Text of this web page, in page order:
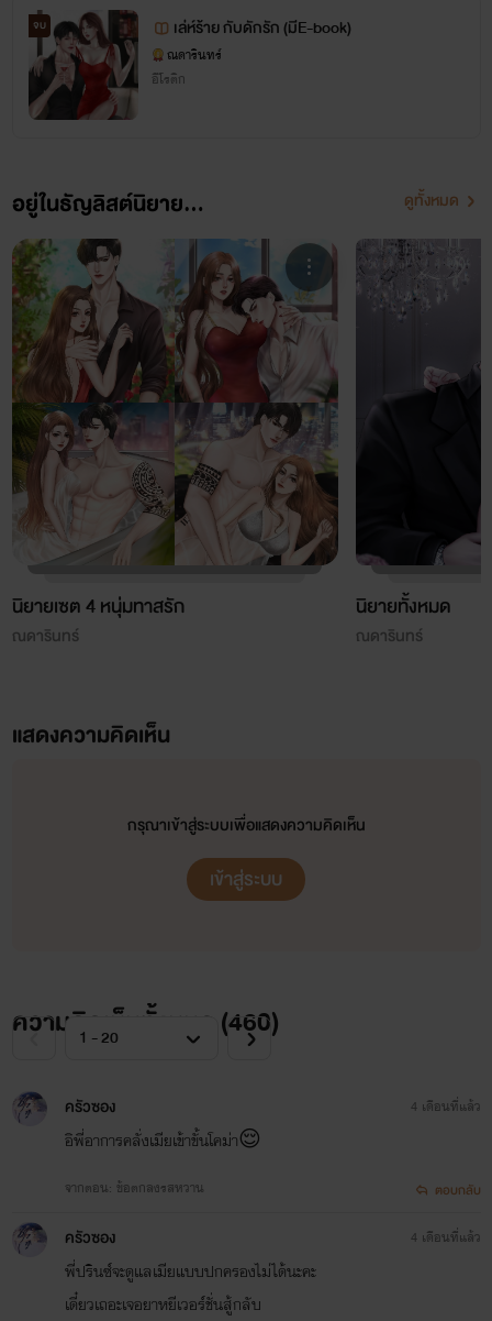
Facebook Fanpage : ณดารินทร์ นักเขียน
Facebook (ส่วนตัวของไรท์) : ณดารินทร์ นามปากกา
จบ เล่ห์ร้าย กับดักรัก (มีE-book)
ณดารินทร์
อีโรติก
อยู่ในธัญลิสต์นิยาย... ดูทั้งหมด
นิยายเซต 4 หนุ่มทาสรัก
ณดารินทร์
นิยายทั้งหมด
ณดารินทร์
แสดงความคิดเห็น
กรุณาเข้าสู่ระบบเพื่อแสดงความคิดเห็น
เข้าสู่ระบบ
ความคิดเห็นทั้งหมด (460)
ครัวซอง
อิพี่อาการคลั่งเมียเข้าขั้นโคม่า😌
จากตอน: ข้อตกลงรสหวาน
4 เดือนที่แล้ว
ตอบกลับ
ครัวซอง
พี่ปรินซ์จะดูแลเมียแบบปกครองไม่ได้นะคะ
เดี๋ยวเถอะเจอยาหยีเวอร์ชั่นสู้กลับ
4 เดือนที่แล้ว